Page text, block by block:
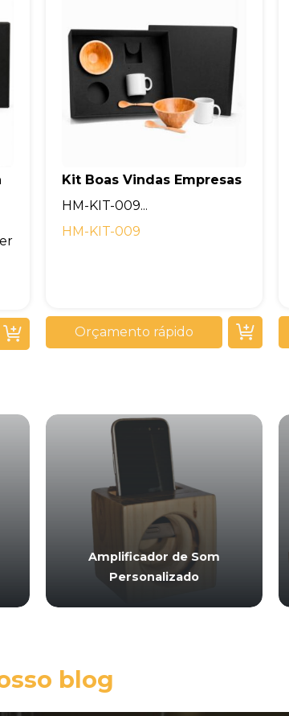
Kit Boas Vindas Empresas
HM-KIT-009...
HM-KIT-009
Orçamento rápido
Amplificador de Som
Personalizado
blog